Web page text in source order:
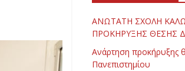
ΑΝΩΤΑΤΗ ΣΧΟΛΗ
ΠΡΟΚΗΡΥΞΗΣ ΘΕΣΗΣ
Ανάρτηση προκήρυξης
Πανεπιστημίου